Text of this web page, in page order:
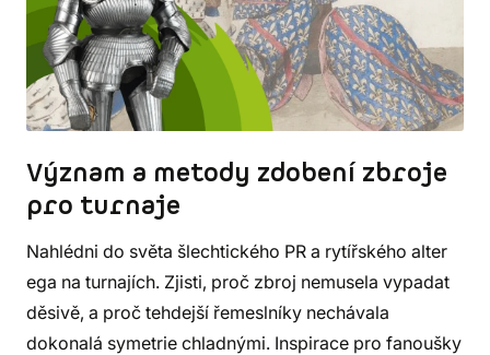
Význam a metody zdobení zbroje
pro turnaje
Nahlédni do světa šlechtického PR a rytířského alter
ega na turnajích. Zjisti, proč zbroj nemusela vypadat
děsivě, a proč tehdejší řemeslníky nechávala
dokonalá symetrie chladnými. Inspirace pro fanoušky